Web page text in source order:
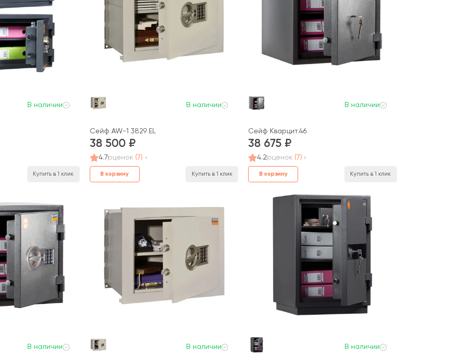
В наличии
Купить в 1 клик
В наличии
Сейф AW-1 3829 EL
38 500
4.7оценок (7)
В корзину Купить в 1 клик
В наличии
Сейф Кварцит.46
38 675
4.2оценок (7)
В корзину Купить в 1 клик
В наличии В наличии В наличии